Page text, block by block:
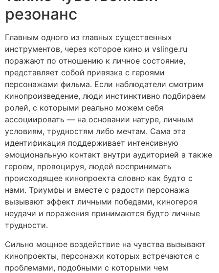
резонанс
Главным одного из главных существенных
инструментов, через которое кино и vslinge.ru
поражают по отношению к личное состояние,
представляет собой привязка с героями
персонажами фильма. Если наблюдатели смотрим
кинопроизведение, люди инстинктивно подбираем
ролей, с которыми реально можем себя
ассоциировать — на основании натуре, личным
условиям, трудностям либо мечтам. Сама эта
идентификация поддерживает интенсивную
эмоциональную контакт внутри аудиторией а также
героем, провоцируя, людей воспринимать
происходящее кинопроекта словно как будто с
нами. Триумфы и вместе с радости персонажа
вызывают эффект личными победами, киногероя
неудачи и поражения принимаются будто личные
трудности.
Сильно мощное воздействие на чувства вызывают
кинопроекты, персонажи которых встречаются с
проблемами, подобными с которыми чем